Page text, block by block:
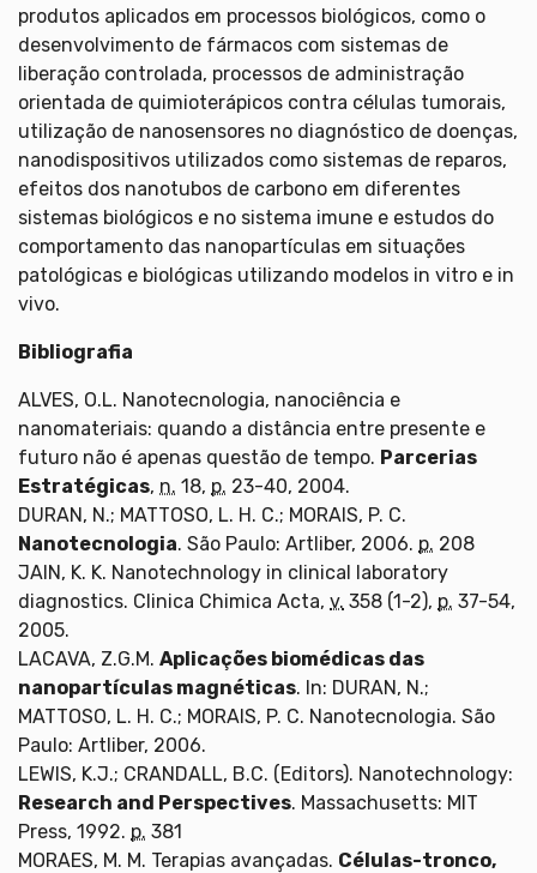
produtos aplicados em processos biológicos, como o
desenvolvimento de fármacos com sistemas de
liberação controlada, processos de administração
orientada de quimioterápicos contra células tumorais,
utilização de nanosensores no diagnóstico de doenças,
nanodispositivos utilizados como sistemas de reparos,
efeitos dos nanotubos de carbono em diferentes
sistemas biológicos e no sistema imune e estudos do
comportamento das nanopartículas em situações
patológicas e biológicas utilizando modelos in vitro e in
vivo.
Bibliografia
ALVES, O.L. Nanotecnologia, nanociência e
nanomateriais: quando a distância entre presente e
futuro não é apenas questão de tempo. Parcerias
Estratégicas, n. 18, p. 23-40, 2004.
DURAN, N.; MATTOSO, L. H. C.; MORAIS, P. C.
Nanotecnologia. São Paulo: Artliber, 2006. p. 208
JAIN, K. K. Nanotechnology in clinical laboratory
diagnostics. Clinica Chimica Acta, v. 358 (1-2), p. 37-54,
2005.
LACAVA, Z.G.M. Aplicações biomédicas das
nanopartículas magnéticas. In: DURAN, N.;
MATTOSO, L. H. C.; MORAIS, P. C. Nanotecnologia. São
Paulo: Artliber, 2006.
LEWIS, K.J.; CRANDALL, B.C. (Editors). Nanotechnology:
Research and Perspectives. Massachusetts: MIT
Press, 1992. p. 381
MORAES, M. M. Terapias avançadas. Células-tronco,